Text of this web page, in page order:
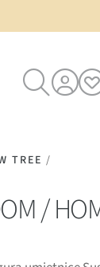
TREE /
/